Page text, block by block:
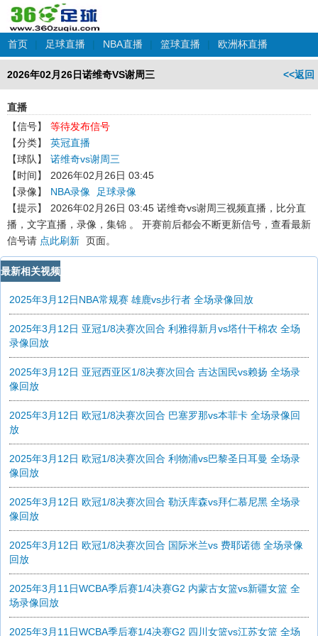
首页 | 足球直播 | NBA直播 | 篮球直播 | 欧洲杯直播
<<返回
2026年02月26日诺维奇VS谢周三
直播
【信号】
等待发布信号
【分类】
英冠直播
【球队】
诺维奇vs谢周三
【时间】
2026年02月26日 03:45
【录像】
NBA录像
足球录像
【提示】
2026年02月26日 03:45 诺维奇vs谢周三视频直播，比分直
播，文字直播，录像，集锦 。 开赛前后都会不断更新信号，查看最新
信号请 点此刷新 页面。
最新相关视频
2025年3月12日NBA常规赛 雄鹿vs步行者 全场录像回放
2025年3月12日 亚冠1/8决赛次回合 利雅得新月vs塔什干棉农 全场
录像回放
2025年3月12日 亚冠西亚区1/8决赛次回合 吉达国民vs赖扬 全场录
像回放
2025年3月12日 欧冠1/8决赛次回合 巴塞罗那vs本菲卡 全场录像回
放
2025年3月12日 欧冠1/8决赛次回合 利物浦vs巴黎圣日耳曼 全场录
像回放
2025年3月12日 欧冠1/8决赛次回合 勒沃库森vs拜仁慕尼黑 全场录
像回放
2025年3月12日 欧冠1/8决赛次回合 国际米兰vs 费耶诺德 全场录像
回放
2025年3月11日WCBA季后赛1/4决赛G2 内蒙古女篮vs新疆女篮 全
场录像回放
2025年3月11日WCBA季后赛1/4决赛G2 四川女篮vs江苏女篮 全场